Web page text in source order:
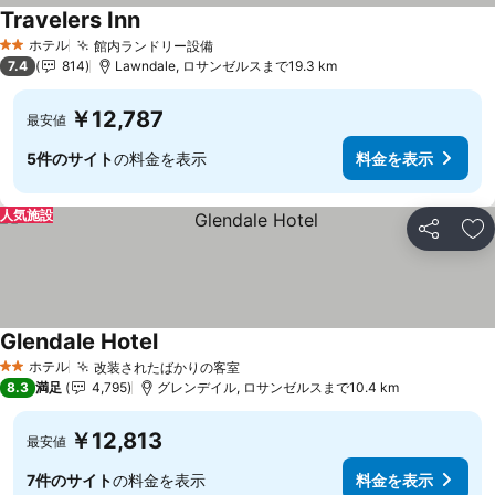
2 ホテルのランク
ホテル 館内ランドリー設備
Travelers Inn
7.4 814 Lawndale, ロサンゼルスまで19.3 km
最安値 ￥12,787
5件のサイトの料金を表示 料金を表示
シェア お
人気施設
2 ホテルのランク
ホテル 改装されたばかりの客室
Glendale Hotel
8.3 満足 4,795 グレンデイル, ロサンゼルスまで10.4 km
最安値 ￥12,813
7件のサイトの料金を表示 料金を表示